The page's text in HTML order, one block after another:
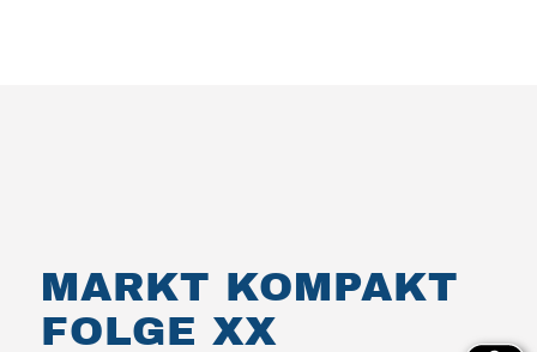
MARKT KOMPAKT
FOLGE XX